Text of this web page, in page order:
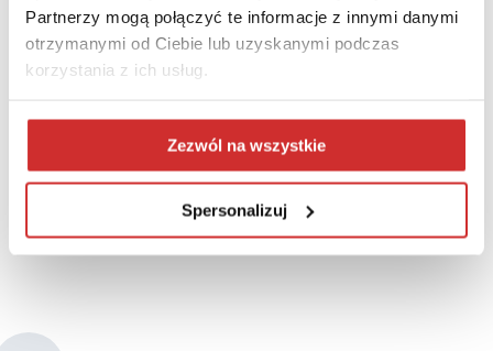
Partnerzy mogą połączyć te informacje z innymi danymi
otrzymanymi od Ciebie lub uzyskanymi podczas
korzystania z ich usług.
Zezwól na wszystkie
Spersonalizuj
W przypadku pytań zapraszamy do kontaktu z Biurem projektu
info@pcgacademia.pl